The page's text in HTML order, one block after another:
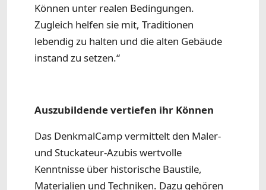
Können unter realen Bedingungen.
Zugleich helfen sie mit, Traditionen
lebendig zu halten und die alten Gebäude
instand zu setzen.“
Auszubildende vertiefen ihr Können
Das DenkmalCamp vermittelt den Maler-
und Stuckateur-Azubis wertvolle
Kenntnisse über historische Baustile,
Materialien und Techniken. Dazu gehören